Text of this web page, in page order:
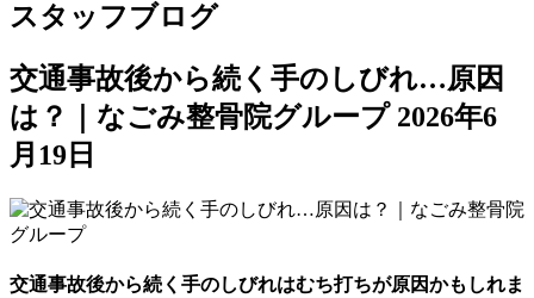
スタッフブログ
交通事故後から続く手のしびれ…原因
は？｜なごみ整骨院グループ 2026年6
月19日
交通事故後から続く手のしびれはむち打ちが原因かもしれま